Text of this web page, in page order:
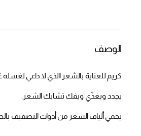
الوصف
كريم للعناية بالشعر االذي لا داعي لغسله غنيّ بالزيوت
يجدد ويغذّي ويفك تشابك الشعر.
يحمي ألياف الشعر من أدوات التصفيف بالحرارة حتى 450 درجة فهرنهايت /